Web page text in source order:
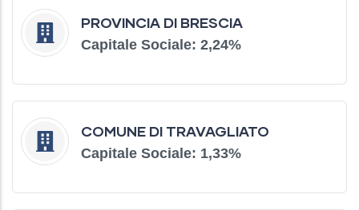
PROVINCIA DI BRESCIA
Capitale Sociale: 2,24%
COMUNE DI TRAVAGLIATO
Capitale Sociale: 1,33%